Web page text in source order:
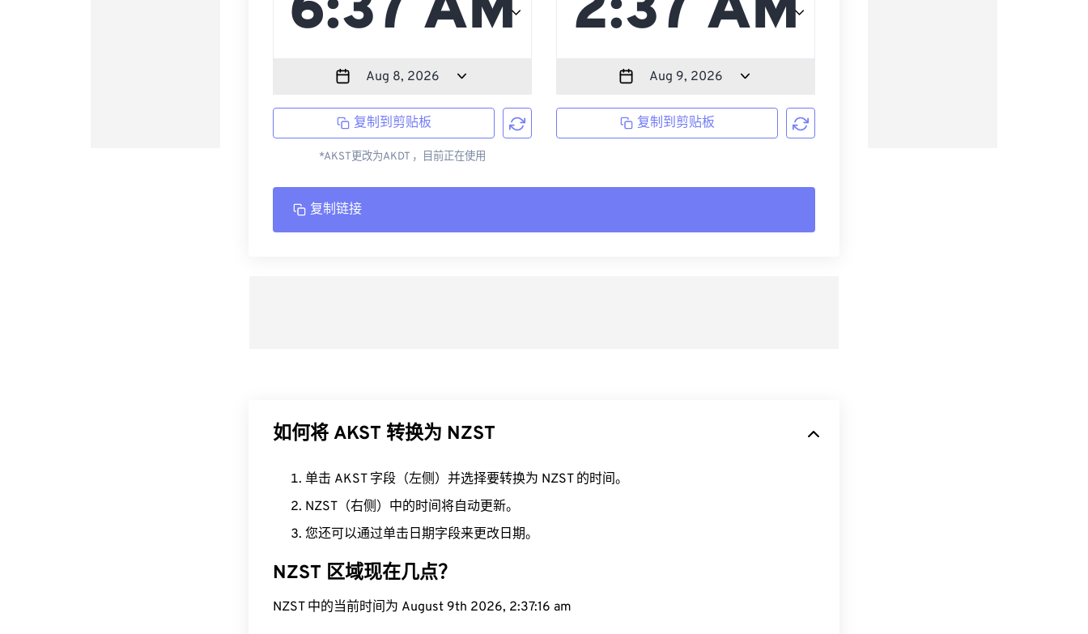
复制到剪贴板
*AKST更改为AKDT ，目前正在使用
复制到剪贴板
复制链接
如何将 AKST 转换为 NZST
单击 AKST 字段（左侧）并选择要转换为 NZST 的时间。
NZST（右侧）中的时间将自动更新。
您还可以通过单击日期字段来更改日期。
NZST 区域现在几点？
NZST 中的当前时间为 August 9th 2026, 2:37:17 am